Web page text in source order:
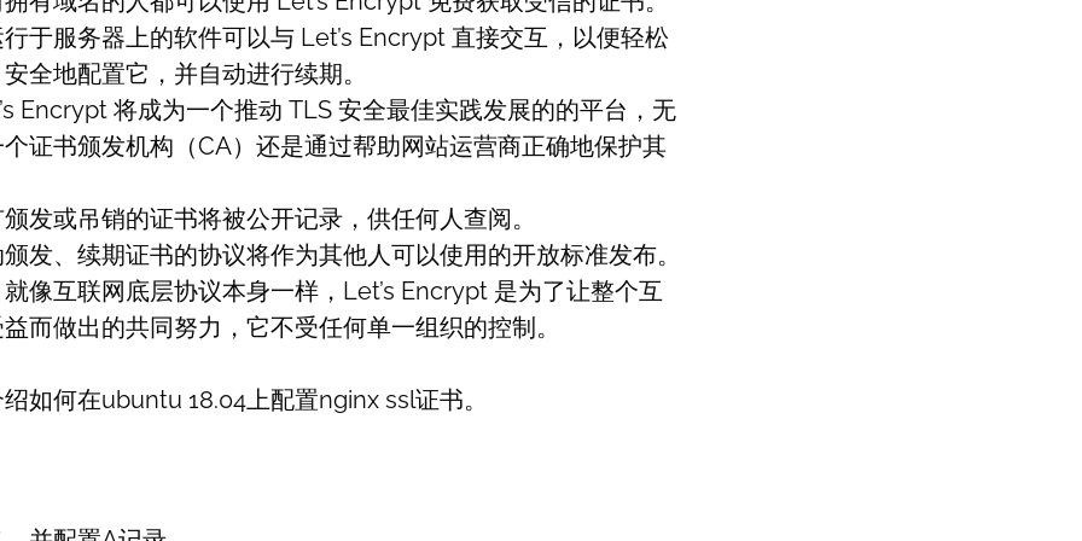
于服务器上的软件可以与 Let’s Encrypt 直接交互，以便轻松
全地配置它，并自动进行续期。
Encrypt 将成为一个推动 TLS 安全最佳实践发展的的平台，无
证书颁发机构（CA）还是通过帮助网站运营商正确地保护其
发或吊销的证书将被公开记录，供任何人查阅。
发、续期证书的协议将作为其他人可以使用的开放标准发布。
就像互联网底层协议本身一样，Let’s Encrypt 是为了让整个互
而做出的共同努力，它不受任何单一组织的控制。
如何在ubuntu 18.04上配置nginx ssl证书。